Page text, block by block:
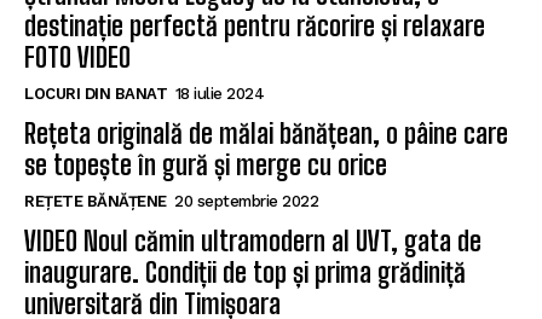
destinație perfectă pentru răcorire și relaxare
FOTO VIDEO
LOCURI DIN BANAT 18 iulie 2024
Rețeta originală de mălai bănățean, o pâine care
se topește în gură și merge cu orice
REȚETE BĂNĂȚENE 20 septembrie 2022
VIDEO Noul cămin ultramodern al UVT, gata de
inaugurare. Condiții de top și prima grădiniță
universitară din Timișoara